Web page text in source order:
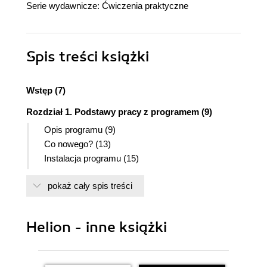
Serie wydawnicze: Ćwiczenia praktyczne
Spis treści książki
Wstęp (7)
Rozdział 1. Podstawy pracy z programem (9)
Opis programu (9)
Co nowego? (13)
Instalacja programu (15)
Okno programu (21)
Zapisanie zdjęcia (26)
pokaż cały spis treści
Helion - inne książki